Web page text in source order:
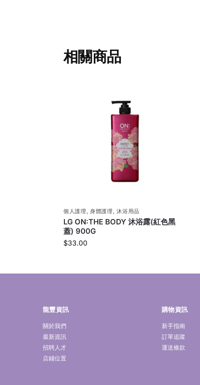
相關商品
個人護理 ,身體護理 ,沐浴用品
LG ON:THE BODY 沐浴露(紅色黑
蓋) 900G
$33.00
龍豐資訊
關於我們
最新資訊
招聘人才
店鋪位置
購物資訊
新手指南
訂單追蹤
運送條款